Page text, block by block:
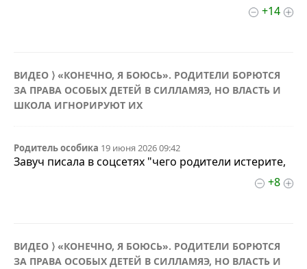
+14
ВИДЕО ⟩ «КОНЕЧНО, Я БОЮСЬ». РОДИТЕЛИ БОРЮТСЯ
ЗА ПРАВА ОСОБЫХ ДЕТЕЙ В СИЛЛАМЯЭ, НО ВЛАСТЬ И
ШКОЛА ИГНОРИРУЮТ ИХ
Родитель особика 19 июня 2026 09:42
Завуч писала в соцсетях "чего родители истерите,
+8
ВИДЕО ⟩ «КОНЕЧНО, Я БОЮСЬ». РОДИТЕЛИ БОРЮТСЯ
ЗА ПРАВА ОСОБЫХ ДЕТЕЙ В СИЛЛАМЯЭ, НО ВЛАСТЬ И